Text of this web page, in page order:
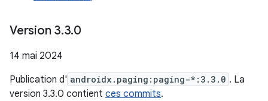
Version 3.3.0
14 mai 2024
Publication d' androidx.paging:paging-*:3.3.0 . La
version 3.3.0 contient ces commits.